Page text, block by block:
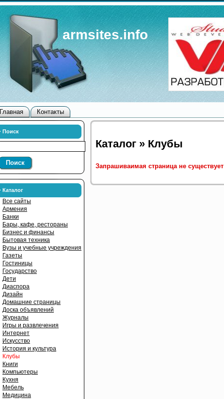
armsites.info
Главная Контакты
Поиск
Поиск
Каталог
Все сайты
Армения
Банки
Бары, кафе, рестораны
Бизнес и финансы
Бытовая техника
Вузы и учебные учреждения
Газеты
Гостиницы
Государство
Дети
Диаспора
Дизайн
Домашние страницы
Доска объявлений
Журналы
Игры и развлечения
Интернет
Искусство
История и культура
Клубы
Книги
Компьютеры
Кухня
Мебель
Медицина
Каталог » Клубы
Запрашиваимая страница не существует